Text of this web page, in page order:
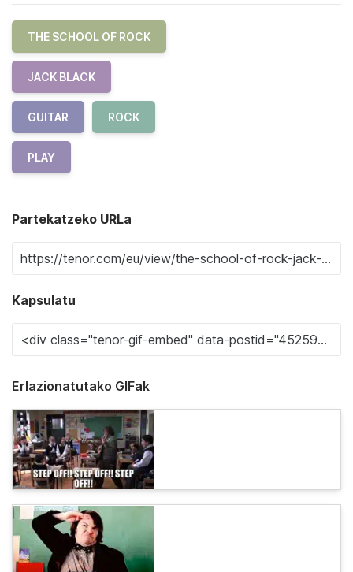
THE SCHOOL OF ROCK
JACK BLACK
GUITAR ROCK
PLAY
Partekatzeko URLa
Kapsulatu
Erlazionatutako GIFak